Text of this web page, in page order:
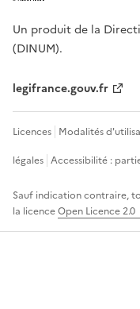
Un produit de la
(DINUM).
legifrance.gouv.fr
Licences Modalités
légales Accessibilité :
Sauf indication contraire,
la licenceOpen Licence 2.0